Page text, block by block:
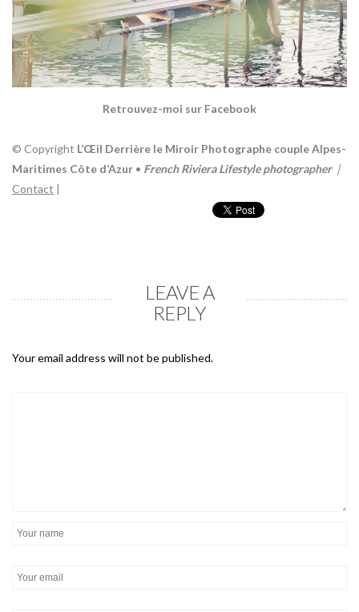
Retrouvez-moi sur Facebook
© Copyright L’Œil Derrière le Miroir Photographe coupleAlpes-
Maritimes Côte d’Azur • French RivieraLifestyle photographer|
Contact |
LEAVE A
REPLY
Your email address will not be published.